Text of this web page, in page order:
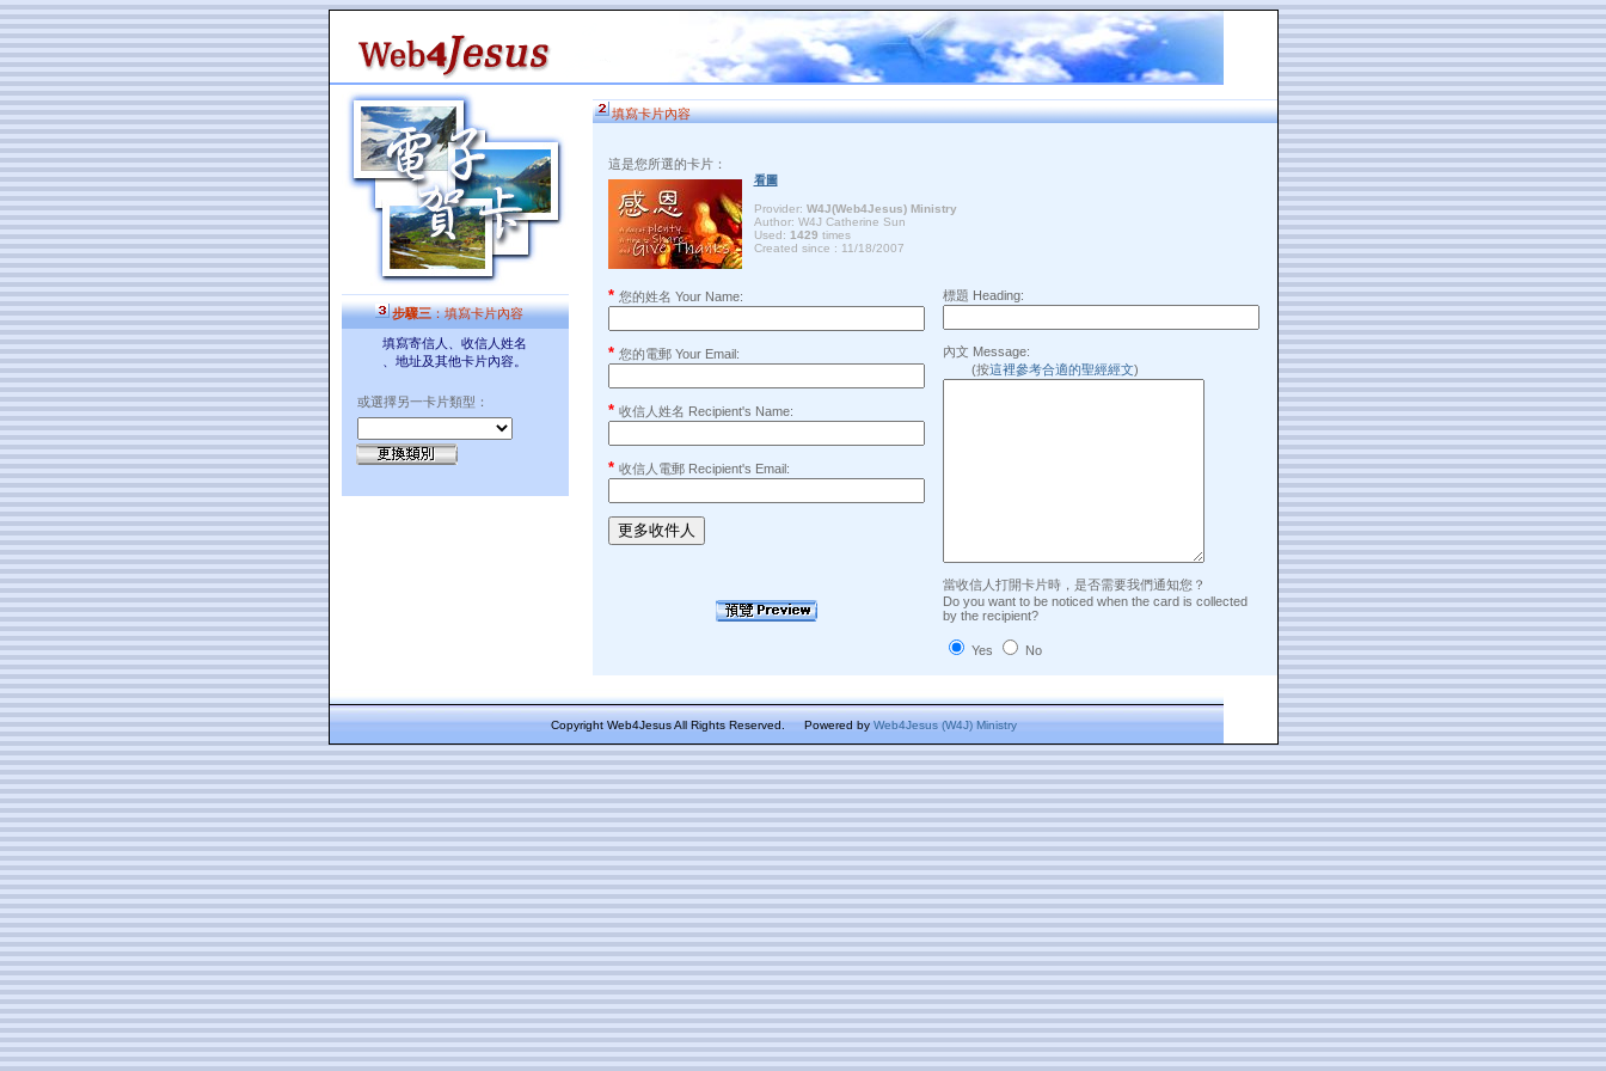
步驟三：填寫卡片內容
填寫寄信人、收信人姓名
、地址及其他卡片內容。
或選擇另一卡片類型：
填寫卡片內容
這是您所選的卡片：
看圖
Provider: W4J(Web4Jesus) Ministry
Author: W4J Catherine Sun
Used: 1429 times
Created since : 11/18/2007
* 您的姓名 Your Name:
* 您的電郵 Your Email:
* 收信人姓名 Recipient's Name:
* 收信人電郵 Recipient's Email:
標題 Heading:
內文 Message:
(按這裡參考合適的聖經經文)
當收信人打開卡片時，是否需要我們通知您？
Do you want to be noticed when the card is collected
by the recipient?
Yes No
Copyright Web4Jesus All Rights Reserved. Powered byWeb4Jesus (W4J) Ministry